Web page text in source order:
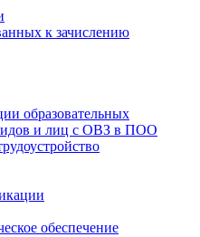
к зачислению
образовательных
и лиц с ОВЗ в ПОО
обеспечение